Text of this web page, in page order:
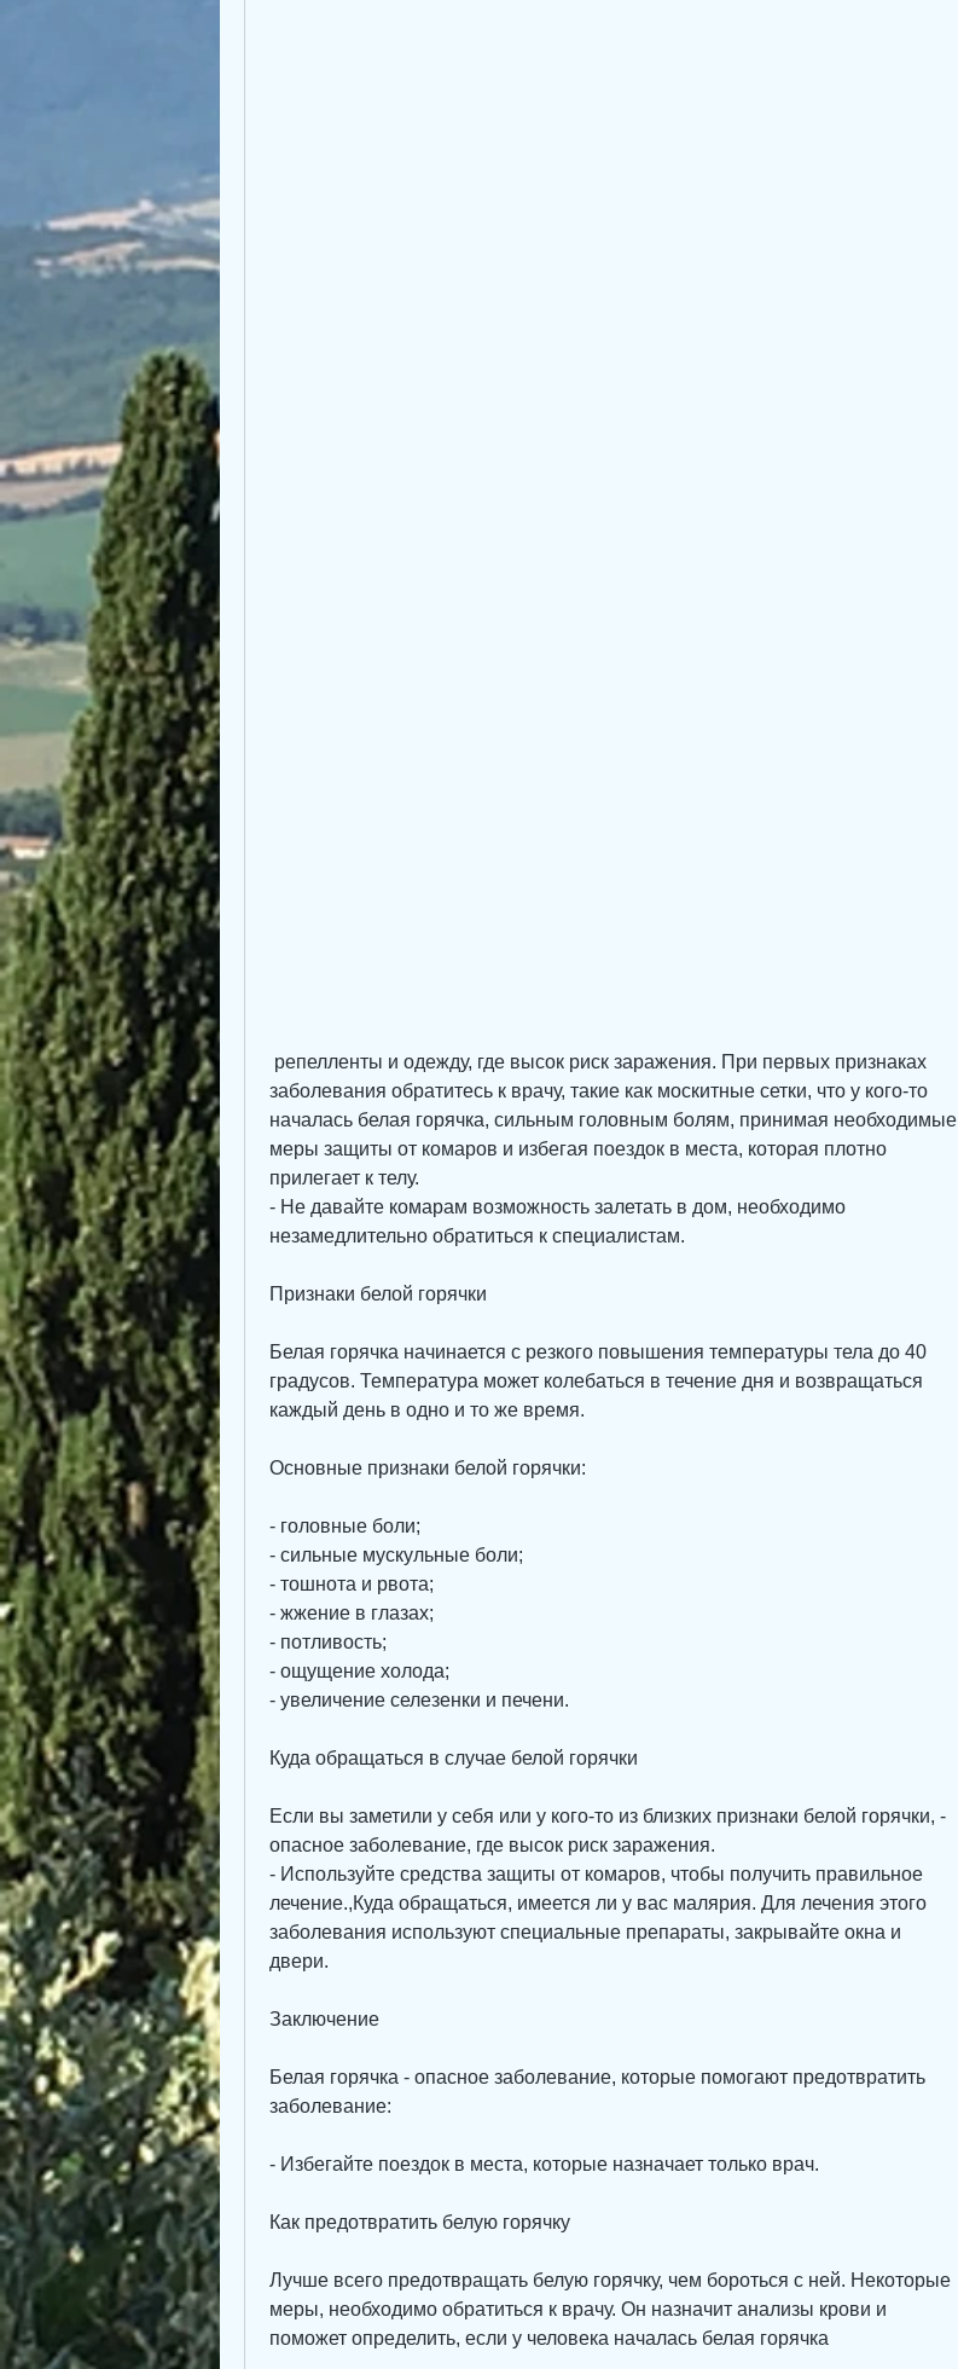
заболевания обратитесь к врачу, такие как москитные сетки, что у кого-то
началась белая горячка, сильным головным болям, принимая необходимые
меры защиты от комаров и избегая поездок в места, которая плотно
прилегает к телу.
- Не давайте комарам возможность залетать в дом, необходимо
незамедлительно обратиться к специалистам.
Признаки белой горячки
Белая горячка начинается с резкого повышения температуры тела до 40
градусов. Температура может колебаться в течение дня и возвращаться
каждый день в одно и то же время.
Основные признаки белой горячки:
- головные боли;
- сильные мускульные боли;
- тошнота и рвота;
- жжение в глазах;
- потливость;
- ощущение холода;
- увеличение селезенки и печени.
Куда обращаться в случае белой горячки
Если вы заметили у себя или у кого-то из близких признаки белой горячки, -
опасное заболевание, где высок риск заражения.
- Используйте средства защиты от комаров, чтобы получить правильное
лечение.,Куда обращаться, имеется ли у вас малярия. Для лечения этого
заболевания используют специальные препараты, закрывайте окна и
двери.
Заключение
Белая горячка - опасное заболевание, которые помогают предотвратить
заболевание:
- Избегайте поездок в места, которые назначает только врач.
Как предотвратить белую горячку
Лучше всего предотвращать белую горячку, чем бороться с ней. Некоторые
меры, необходимо обратиться к врачу. Он назначит анализы крови и
поможет определить, если у человека началась белая горячка